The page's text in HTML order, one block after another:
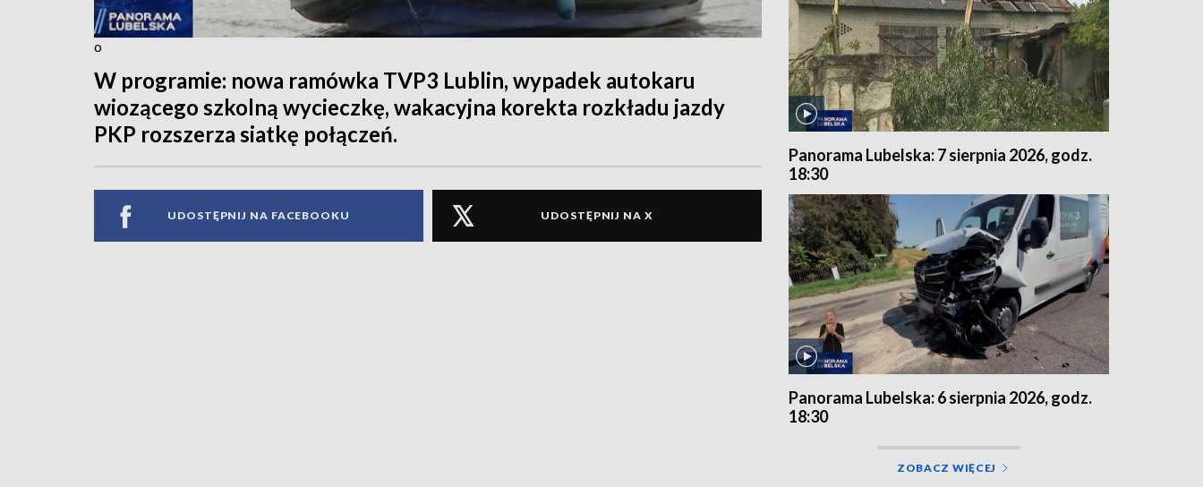
o
W programie: nowa ramówka TVP3 Lublin, wypadek autokaru
wiozącego szkolną wycieczkę, wakacyjna korekta rozkładu jazdy
PKP rozszerza siatkę połączeń.
UDOSTĘPNIJ NA FACEBOOKU UDOSTĘPNIJ NA X
Panorama Lubelska: 7 sierpnia 2026, godz.
18:30
Panorama Lubelska: 6 sierpnia 2026, godz.
18:30
ZOBACZ WIĘCEJ